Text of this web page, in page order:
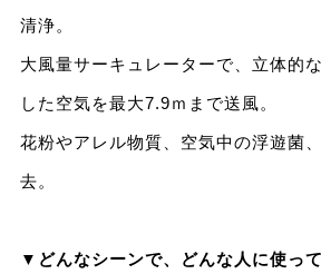
清浄。
大風量サーキュレーターで、立体的
した空気を最大7.9ｍまで送風。
花粉やアレル物質、空気中の浮遊菌
去。
▼どんなシーンで、どんな人に使っ